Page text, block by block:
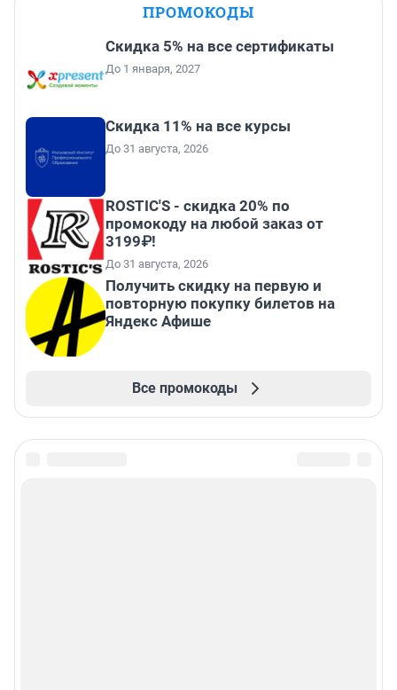
ПРОМОКОДЫ
Скидка 5% на все сертификаты
До 1 января, 2027
Скидка 11% на все курсы
До 31 августа, 2026
ROSTIC'S - скидка 20% по
промокоду на любой заказ от
3199₽!
До 31 августа, 2026
Получить скидку на первую и
повторную покупку билетов на
Яндекс Афише
Все промокоды